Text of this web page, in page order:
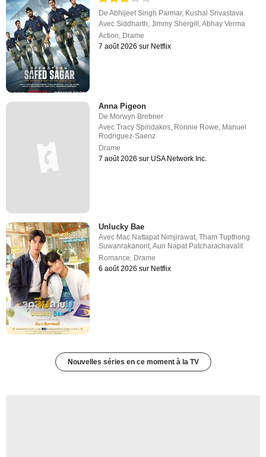
DeAbhijeet Singh Parmar, Kushal Srivastava
AvecSiddharth ,Jimmy Shergill ,Abhay Verma
Action Drame
7 août 2026 sur Netflix
Anna Pigeon
De Morwyn Brebner
AvecTracy Spiridakos, Ronnie Rowe, Manuel
Rodriguez-Saenz
Drame
7 août 2026 sur USA Network Inc.
Unlucky Bae
Avec Mac Nattapat Nimjirawat,Tham Tupthong
Suwanrakanont,Aun Napat Patcharachavalit
Romance, Drame
6 août 2026 sur Netflix
Nouvelles séries en ce moment à la TV